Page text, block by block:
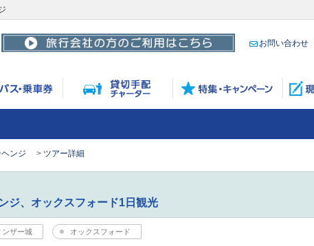
お問い合わせ
ンジ ツアー詳細
ジ、オックスフォード1日観光
ンザー城 オックスフォード